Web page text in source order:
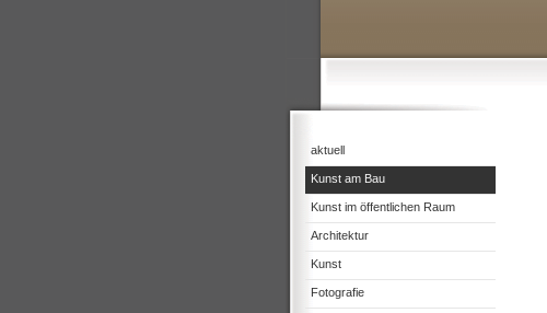
aktuell
Kunst am Bau
Kunst im öffentlichen Raum
Architektur
Kunst
Fotografie